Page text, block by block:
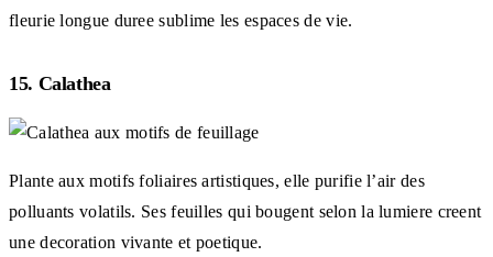
fleurie longue duree sublime les espaces de vie.
15. Calathea
Plante aux motifs foliaires artistiques, elle purifie l’air des
polluants volatils. Ses feuilles qui bougent selon la lumiere creent
une decoration vivante et poetique.